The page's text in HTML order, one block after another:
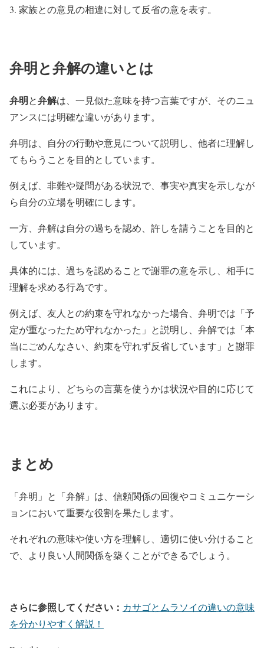
家族との意見の相違に対して反省の意を表す。
弁明と弁解の違いとは
弁明と弁解は、一見似た意味を持つ言葉ですが、そのニュ
アンスには明確な違いがあります。
弁明は、自分の行動や意見について説明し、他者に理解し
てもらうことを目的としています。
例えば、非難や疑問がある状況で、事実や真実を示しなが
ら自分の立場を明確にします。
一方、弁解は自分の過ちを認め、許しを請うことを目的と
しています。
具体的には、過ちを認めることで謝罪の意を示し、相手に
理解を求める行為です。
例えば、友人との約束を守れなかった場合、弁明では「予
定が重なったため守れなかった」と説明し、弁解では「本
当にごめんなさい、約束を守れず反省しています」と謝罪
します。
これにより、どちらの言葉を使うかは状況や目的に応じて
選ぶ必要があります。
まとめ
「弁明」と「弁解」は、信頼関係の回復やコミュニケーシ
ョンにおいて重要な役割を果たします。
それぞれの意味や使い方を理解し、適切に使い分けること
で、より良い人間関係を築くことができるでしょう。
さらに参照してください： カサゴとムラソイの違いの意味
を分かりやすく解説！